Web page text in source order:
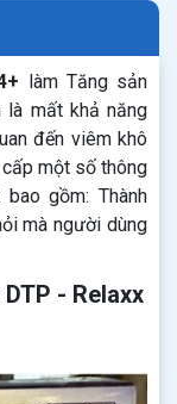
làm Tăng sản
là mất khả năng
đến viêm khô
một số thông
gồm: Thành
mà người dùng
- Relaxx